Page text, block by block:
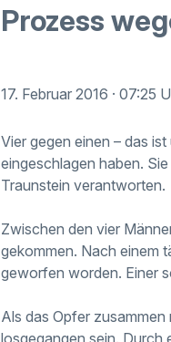
Prozess
17. Februar 2016 · 07:25
Vier gegen einen – das
eingeschlagen haben.
Traunstein verantworten.
Zwischen den vier
gekommen. Nach einem
geworfen worden. Einer
Als das Opfer